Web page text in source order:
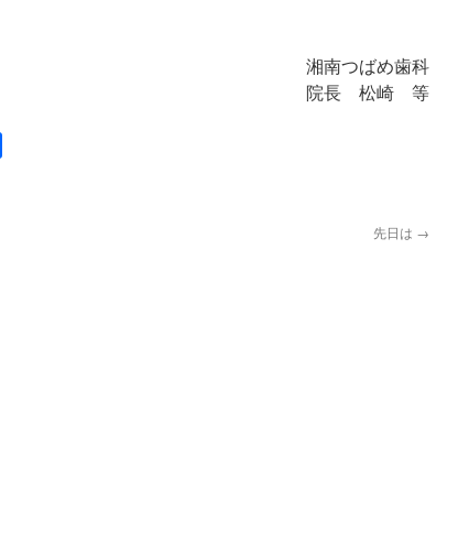
湘南つばめ歯科
院長 松崎 等
先日は →